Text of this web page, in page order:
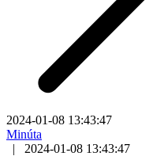
2024-01-08 13:43:47
Minúta
|
2024-01-08 13:43:47